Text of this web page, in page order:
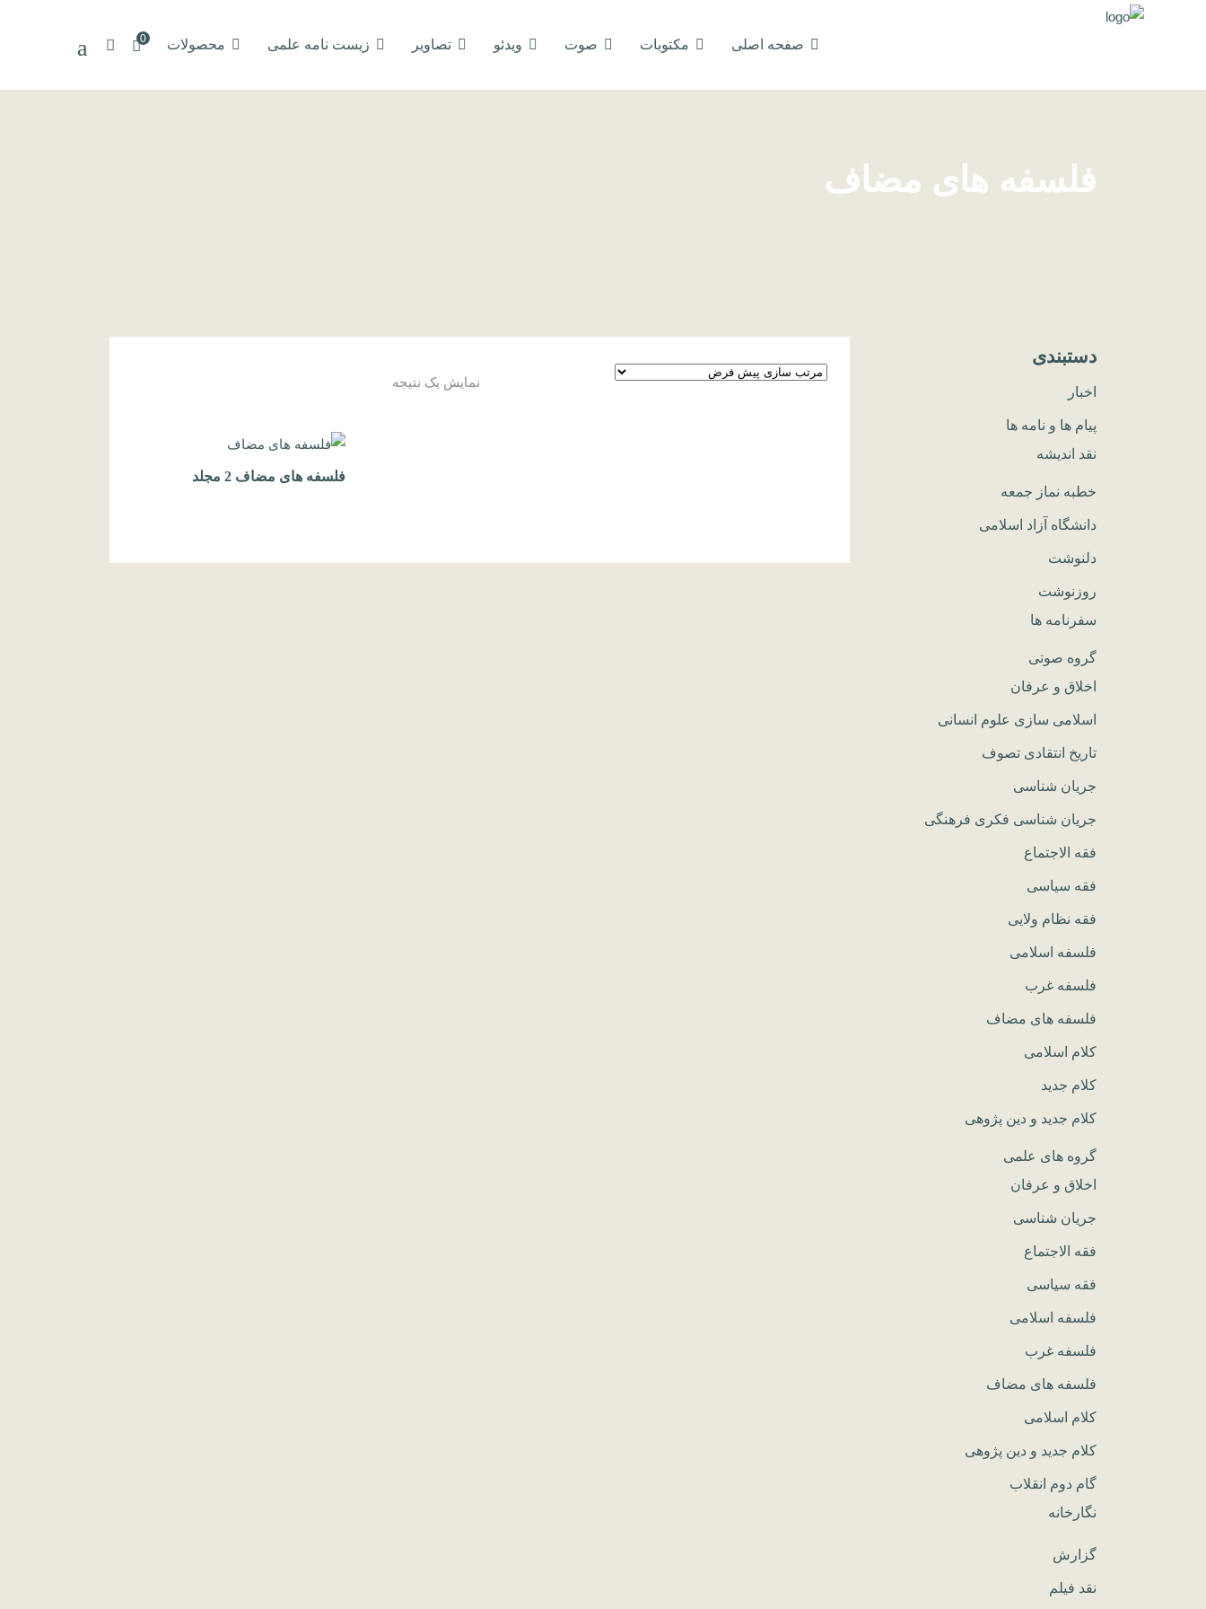
صفحه اصلی مکتوبات صوت ویدئو تصاویر زیست نامه علمی محصولات 0
فلسفه های مضاف
نمایش یک نتیجه
فلسفه های مضاف 2 مجلد
دستبندی
اخبار
پیام ها و نامه ها
نقد اندیشه
خطبه نماز جمعه
دانشگاه آزاد اسلامی
دلنوشت
روزنوشت
سفرنامه ها
گروه صوتی
اخلاق و عرفان
اسلامی سازی علوم انسانی
تاریخ انتقادی تصوف
جریان شناسی
جریان شناسی فکری فرهنگی
فقه الاجتماع
فقه سیاسی
فقه نظام ولایی
فلسفه اسلامی
فلسفه غرب
فلسفه های مضاف
کلام اسلامی
کلام جدید
کلام جدید و دین پژوهی
گروه های علمی
اخلاق و عرفان
جریان شناسی
فقه الاجتماع
فقه سیاسی
فلسفه اسلامی
فلسفه غرب
فلسفه های مضاف
کلام اسلامی
کلام جدید و دین پژوهی
گام دوم انقلاب
نگارخانه
گزارش
نقد فیلم